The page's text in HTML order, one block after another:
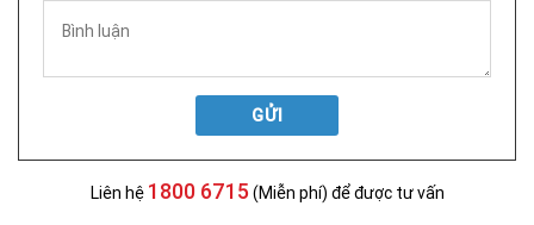
GỬI
Liên hệ 1800 6715 (Miễn phí) để được tư vấn